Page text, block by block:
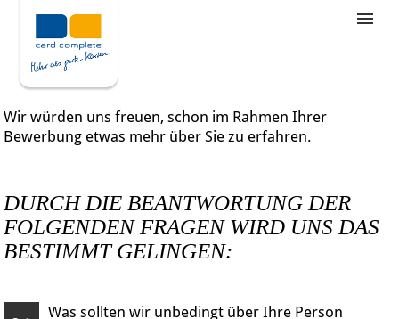
Stellenangebote
Unternehmensziele
Was wir bieten
Wir würden uns freuen, schon im Rahmen Ihrer
Bewerbung etwas mehr über Sie zu erfahren.
DURCH DIE BEANTWORTUNG DER
FOLGENDEN FRAGEN WIRD UNS DAS
BESTIMMT GELINGEN:
Was sollten wir unbedingt über Ihre Person